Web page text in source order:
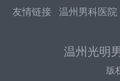
友情链接 温州男科医院
温
温州正规男科医院
温
温州男
温州光明
版